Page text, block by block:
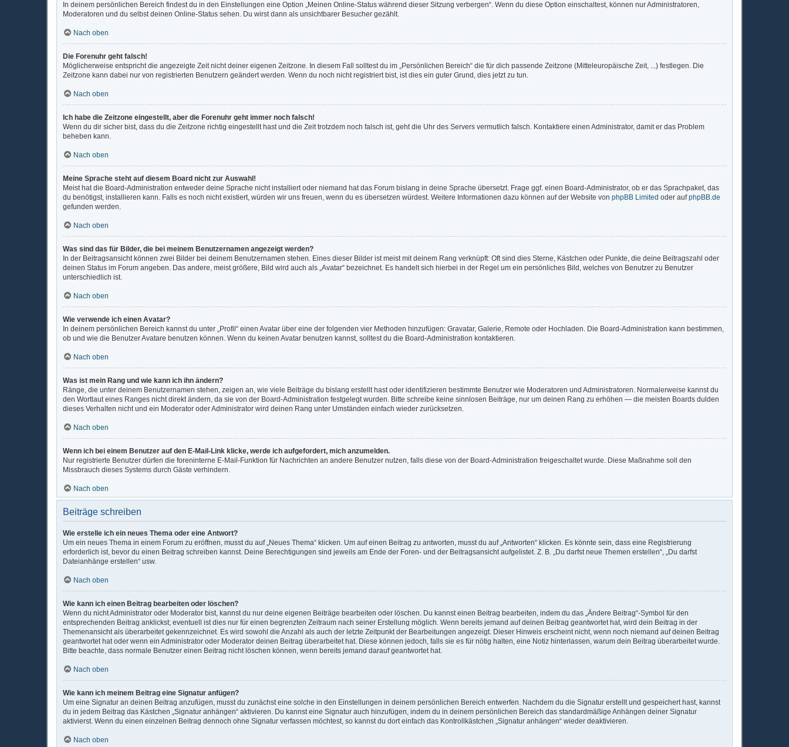
In deinem persönlichen Bereich findest du in den Einstellungen eine Option „Meinen Online-Status während dieser Sitzung verbergen“. Wenn du diese Option einschaltest, können nur Administratoren,
Moderatoren und du selbst deinen Online-Status sehen. Du wirst dann als unsichtbarer Besucher gezählt.
Nach oben
Die Forenuhr geht falsch!
Möglicherweise entspricht die angezeigte Zeit nicht deiner eigenen Zeitzone. In diesem Fall solltest du im „Persönlichen Bereich“ die für dich passende Zeitzone (Mitteleuropäische Zeit, ...) festlegen. Die
Zeitzone kann dabei nur von registrierten Benutzern geändert werden. Wenn du noch nicht registriert bist, ist dies ein guter Grund, dies jetzt zu tun.
Nach oben
Ich habe die Zeitzone eingestellt, aber die Forenuhr geht immer noch falsch!
Wenn du dir sicher bist, dass du die Zeitzone richtig eingestellt hast und die Zeit trotzdem noch falsch ist, geht die Uhr des Servers vermutlich falsch. Kontaktiere einen Administrator, damit er das Problem
beheben kann.
Nach oben
Meine Sprache steht auf diesem Board nicht zur Auswahl!
Meist hat die Board-Administration entweder deine Sprache nicht installiert oder niemand hat das Forum bislang in deine Sprache übersetzt. Frage ggf. einen Board-Administrator, ob er das Sprachpaket, das
du benötigst, installieren kann. Falls es noch nicht existiert, würden wir uns freuen, wenn du es übersetzen würdest. Weitere Informationen dazu können auf der Website von phpBB Limited oder aufphpBB.de
gefunden werden.
Nach oben
Was sind das für Bilder, die bei meinem Benutzernamen angezeigt werden?
In der Beitragsansicht können zwei Bilder bei deinem Benutzernamen stehen. Eines dieser Bilder ist meist mit deinem Rang verknüpft: Oft sind dies Sterne, Kästchen oder Punkte, die deine Beitragszahl oder
deinen Status im Forum angeben. Das andere, meist größere, Bild wird auch als „Avatar“ bezeichnet. Es handelt sich hierbei in der Regel um ein persönliches Bild, welches von Benutzer zu Benutzer
unterschiedlich ist.
Nach oben
Wie verwende ich einen Avatar?
In deinem persönlichen Bereich kannst du unter „Profil“ einen Avatar über eine der folgenden vier Methoden hinzufügen: Gravatar, Galerie, Remote oder Hochladen. Die Board-Administration kann bestimmen,
ob und wie die Benutzer Avatare benutzen können. Wenn du keinen Avatar benutzen kannst, solltest du die Board-Administration kontaktieren.
Nach oben
Was ist mein Rang und wie kann ich ihn ändern?
Ränge, die unter deinem Benutzernamen stehen, zeigen an, wie viele Beiträge du bislang erstellt hast oder identifizieren bestimmte Benutzer wie Moderatoren und Administratoren. Normalerweise kannst du
den Wortlaut eines Ranges nicht direkt ändern, da sie von der Board-Administration festgelegt wurden. Bitte schreibe keine sinnlosen Beiträge, nur um deinen Rang zu erhöhen — die meisten Boards dulden
dieses Verhalten nicht und ein Moderator oder Administrator wird deinen Rang unter Umständen einfach wieder zurücksetzen.
Nach oben
Wenn ich bei einem Benutzer auf den E-Mail-Link klicke, werde ich aufgefordert, mich anzumelden.
Nur registrierte Benutzer dürfen die foreninterne E-Mail-Funktion für Nachrichten an andere Benutzer nutzen, falls diese von der Board-Administration freigeschaltet wurde. Diese Maßnahme soll den
Missbrauch dieses Systems durch Gäste verhindern.
Nach oben
Beiträge schreiben
Wie erstelle ich ein neues Thema oder eine Antwort?
Um ein neues Thema in einem Forum zu eröffnen, musst du auf „Neues Thema“ klicken. Um auf einen Beitrag zu antworten, musst du auf „Antworten“ klicken. Es könnte sein, dass eine Registrierung
erforderlich ist, bevor du einen Beitrag schreiben kannst. Deine Berechtigungen sind jeweils am Ende der Foren- und der Beitragsansicht aufgelistet. Z. B. „Du darfst neue Themen erstellen“, „Du darfst
Dateianhänge erstellen“ usw.
Nach oben
Wie kann ich einen Beitrag bearbeiten oder löschen?
Wenn du nicht Administrator oder Moderator bist, kannst du nur deine eigenen Beiträge bearbeiten oder löschen. Du kannst einen Beitrag bearbeiten, indem du das „Ändere Beitrag“-Symbol für den
entsprechenden Beitrag anklickst; eventuell ist dies nur für einen begrenzten Zeitraum nach seiner Erstellung möglich. Wenn bereits jemand auf deinen Beitrag geantwortet hat, wird dein Beitrag in der
Themenansicht als überarbeitet gekennzeichnet. Es wird sowohl die Anzahl als auch der letzte Zeitpunkt der Bearbeitungen angezeigt. Dieser Hinweis erscheint nicht, wenn noch niemand auf deinen Beitrag
geantwortet hat oder wenn ein Administrator oder Moderator deinen Beitrag überarbeitet hat. Diese können jedoch, falls sie es für nötig halten, eine Notiz hinterlassen, warum dein Beitrag überarbeitet wurde.
Bitte beachte, dass normale Benutzer einen Beitrag nicht löschen können, wenn bereits jemand darauf geantwortet hat.
Nach oben
Wie kann ich meinem Beitrag eine Signatur anfügen?
Um eine Signatur an deinen Beitrag anzufügen, musst du zunächst eine solche in den Einstellungen in deinem persönlichen Bereich entwerfen. Nachdem du die Signatur erstellt und gespeichert hast, kannst
du in jedem Beitrag das Kästchen „Signatur anhängen“ aktivieren. Du kannst eine Signatur auch hinzufügen, indem du in deinem persönlichen Bereich das standardmäßige Anhängen deiner Signatur
aktivierst. Wenn du einen einzelnen Beitrag dennoch ohne Signatur verfassen möchtest, so kannst du dort einfach das Kontrollkästchen „Signatur anhängen“ wieder deaktivieren.
Nach oben